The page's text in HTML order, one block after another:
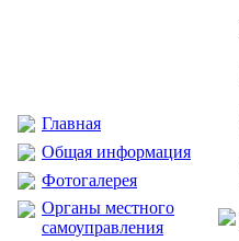
Главная
Общая информация
Фотогалерея
Органы местного
самоуправления